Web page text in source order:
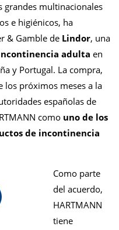
grandes multinacionales
e higiénicos, ha
& Gamble de Lindor, una
adulta en
y Portugal. La compra,
los próximos meses a la
españolas de
como uno de los
de incontinencia
Como parte
del acuerdo,
HARTMANN
tiene